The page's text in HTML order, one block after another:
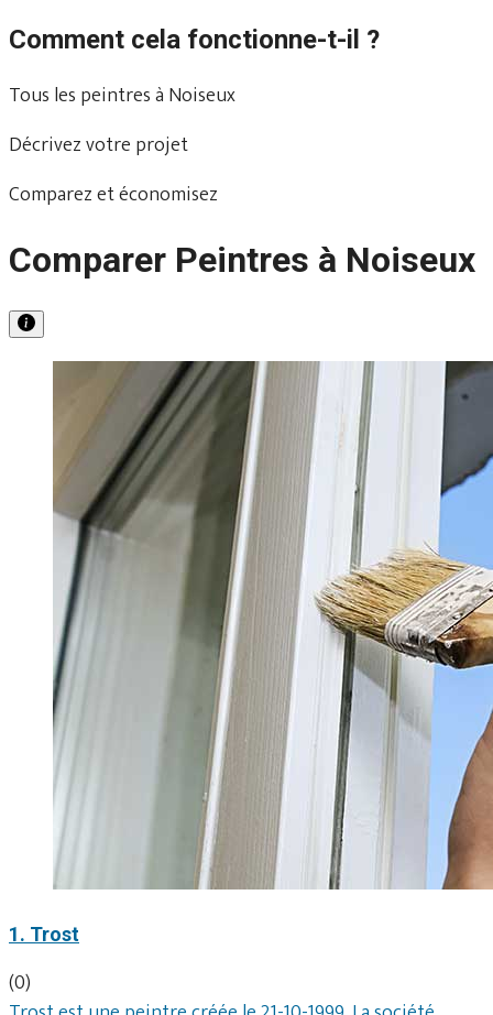
Comment cela fonctionne-t-il ?
Tous les peintres à Noiseux
Décrivez votre projet
Comparez et économisez
Comparer Peintres à Noiseux
1. Trost
(0)